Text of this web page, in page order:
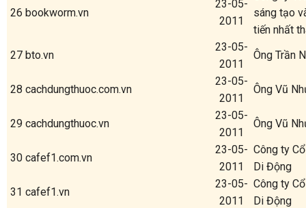
26 bookworm.vn
23-05-
2011
sáng tạo
tiến nhất
27 bto.vn
23-05-
2011
Ông Trần
28 cachdungthuoc.com.vn
23-05-
2011
Ông Vũ
29 cachdungthuoc.vn
23-05-
2011
Ông Vũ
30 cafef1.com.vn
23-05-
2011
Công ty
Di Động
31 cafef1.vn
23-05-
2011
Công ty
Di Động